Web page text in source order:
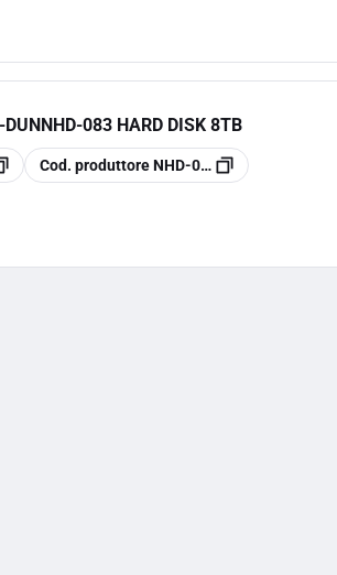
-DUNNHD-083 HARD DISK 8TB
copia
Cod. produttoreNHD-083